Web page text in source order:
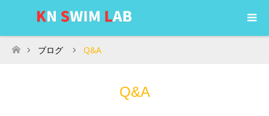
ホーム
ブログ Q&A
Q&A